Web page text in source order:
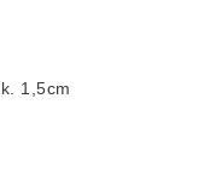
1,5cm